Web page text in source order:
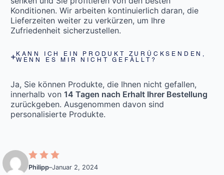
Konditionen. Wir arbeiten kontinuierlich daran, die
Lieferzeiten weiter zu verkürzen, um Ihre
Zufriedenheit sicherzustellen.
KANN ICH EIN PRODUKT ZURÜCKSENDEN,
WENN ES MIR NICHT GEFÄLLT?
Ja, Sie können Produkte, die Ihnen nicht gefallen,
innerhalb von 14 Tagen nach Erhalt Ihrer Bestellung
zurückgeben. Ausgenommen davon sind
personalisierte Produkte.
Philipp–Januar 2, 2024